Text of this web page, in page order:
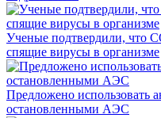
Анекдот дня
Ощущение, что кто-то
ещё хуже."
Еще »
Этот сайт использует файлы
использования. Во время